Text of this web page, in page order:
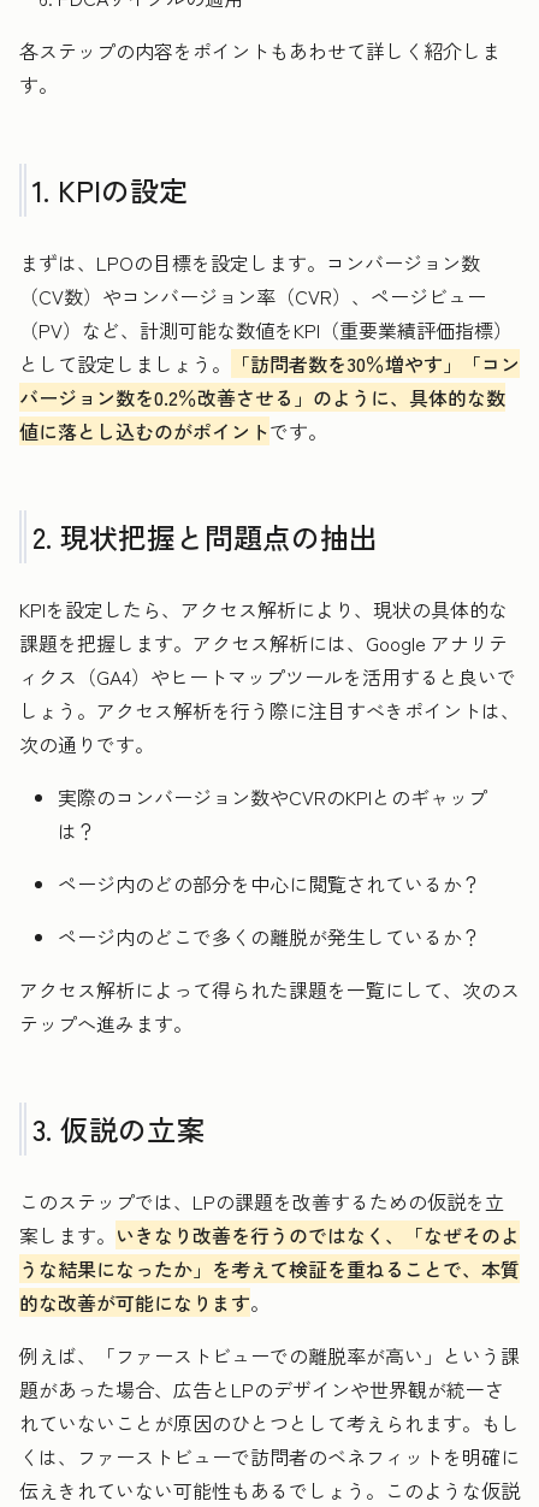
各ステップの内容をポイントもあわせて詳しく紹介しま
す。
1. KPIの設定
まずは、LPOの目標を設定します。コンバージョン数
（CV数）やコンバージョン率（CVR）、ページビュー
（PV）など、計測可能な数値をKPI（重要業績評価指標）
として設定しましょう。
「訪問者数を30％増やす」「コン
バージョン数を0.2％改善させる」のように、具体的な数
値に落とし込むのがポイントです。
2. 現状把握と問題点の抽出
KPIを設定したら、アクセス解析により、現状の具体的な
課題を把握します。アクセス解析には、Google アナリテ
ィクス（GA4）やヒートマップツールを活用すると良いで
しょう。アクセス解析を行う際に注目すべきポイントは、
次の通りです。
実際のコンバージョン数やCVRのKPIとのギャップ
は？
ページ内のどの部分を中心に閲覧されているか？
ページ内のどこで多くの離脱が発生しているか？
アクセス解析によって得られた課題を一覧にして、次のス
テップへ進みます。
3. 仮説の立案
このステップでは、LPの課題を改善するための仮説を立
案します。 いきなり改善を行うのではなく、「なぜそのよ
うな結果になったか」を考えて検証を重ねることで、本質
的な改善が可能になります。
例えば、「ファーストビューでの離脱率が高い」という課
題があった場合、広告とLPのデザインや世界観が統一さ
れていないことが原因のひとつとして考えられます。もし
くは、ファーストビューで訪問者のベネフィットを明確に
伝えきれていない可能性もあるでしょう。このような仮説